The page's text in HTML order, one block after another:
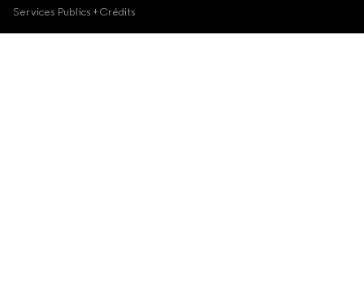
Services Publics +Crédits